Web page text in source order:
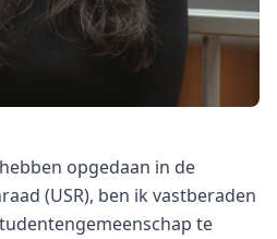
opgedaan in de
(USR), ben ik vastberaden
te